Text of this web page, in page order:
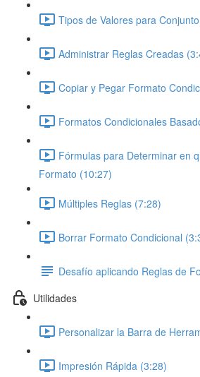
Tipos de Valores para
Administrar Reglas Creadas
Copiar y Pegar Formato
Formatos Condicionales
Fórmulas para Determinar en
Formato (10:27)
Múltiples Reglas (7:28)
Borrar Formato Condicional
Desafío aplicando Reglas de
Utilidades
Personalizar la Barra de
Impresión Rápida (3:28)